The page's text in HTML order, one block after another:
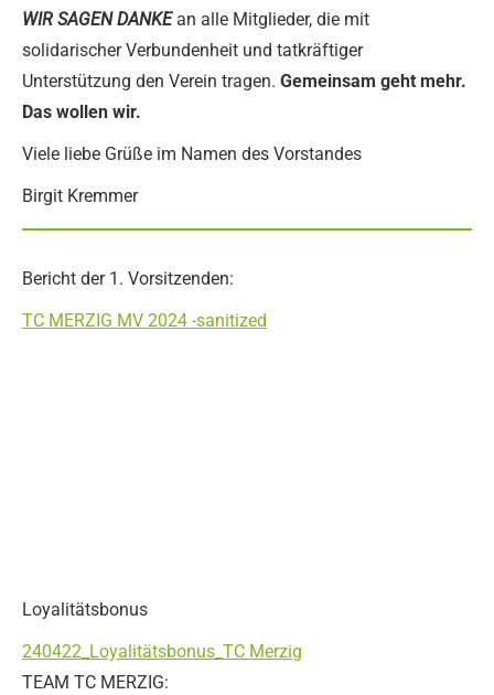
WIR SAGEN DANKE an alle Mitglieder, die mit
solidarischer Verbundenheit und tatkräftiger
Unterstützung den Verein tragen. Gemeinsam geht mehr.
Das wollen wir.
Viele liebe Grüße im Namen des Vorstandes
Birgit Kremmer
Bericht der 1. Vorsitzenden:
TC MERZIG MV 2024 -sanitized
Loyalitätsbonus
240422_Loyalitätsbonus_TC Merzig
TEAM TC MERZIG: